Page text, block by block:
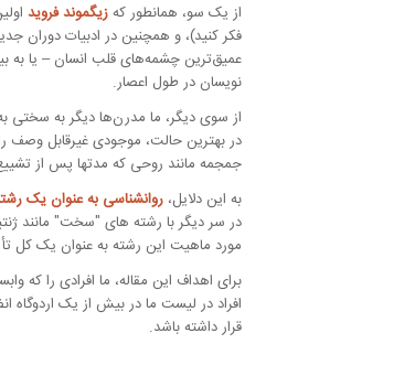
از یک سو، همانطور کهزیگموند فروید
فکر کنید)، و همچنین در ادبیات دوران
عمیق‌ترین چشمه‌های قلب انسان – یا به
نویسان در طول اعصار.
از سوی دیگر، ما مدرن‌ها دیگر به سختی
در بهترین حالت، موجودی غیرقابل وصف
جمجمه مانند روحی که مدتها پس از
به این دلایل، روانشناسی به عنوان یک
در سر دیگر با رشته های سخت مانند
مورد ماهیت این رشته به عنوان یک کل
برای اهداف این مقاله، ما افرادی را که
افراد در لیست ما در بیش از یک
قرار داشته باشد.